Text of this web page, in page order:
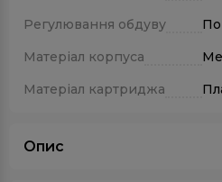
Регулювання обдуву
Матеріал корпуса
Матеріал картриджа
Опис